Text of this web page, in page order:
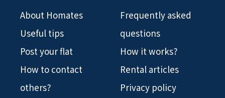
About Homates
Useful tips
Post your flat
How to contact
others?
Frequently asked
questions
How it works?
Rental articles
Privacy policy